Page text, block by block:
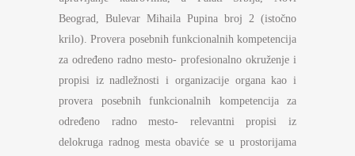
Beograd, Bulevar Mihaila Pupina broj 2 (istočno
krilo). Provera posebnih funkcionalnih kompetencija
za određeno radno mesto- profesionalno okruženje i
propisi iz nadležnosti i organizacije organa kao i
provera posebnih funkcionalnih kompetencija za
određeno radno mesto- relevantni propisi iz
delokruga radnog mesta obaviće se u prostorijama